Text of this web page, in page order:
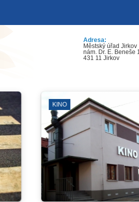
Adresa:
Městský úřad Jirkov
nám. Dr. E. Beneše 1
431 11 Jirkov